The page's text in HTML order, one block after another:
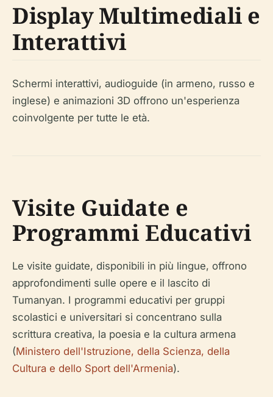
Display Multimediali e
Interattivi
Schermi interattivi, audioguide (in armeno, russo e
inglese) e animazioni 3D offrono un'esperienza
coinvolgente per tutte le età.
Visite Guidate e
Programmi Educativi
Le visite guidate, disponibili in più lingue, offrono
approfondimenti sulle opere e il lascito di
Tumanyan. I programmi educativi per gruppi
scolastici e universitari si concentrano sulla
scrittura creativa, la poesia e la cultura armena
(Ministero dell'Istruzione, della Scienza, della
Cultura e dello Sport dell'Armenia).